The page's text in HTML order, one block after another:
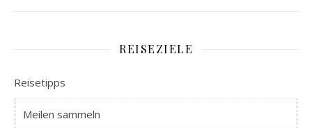
REISEZIELE
Reisetipps
Meilen sammeln